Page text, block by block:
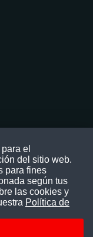
el
del sitio web.
para fines
según tus
las cookies y
Política de